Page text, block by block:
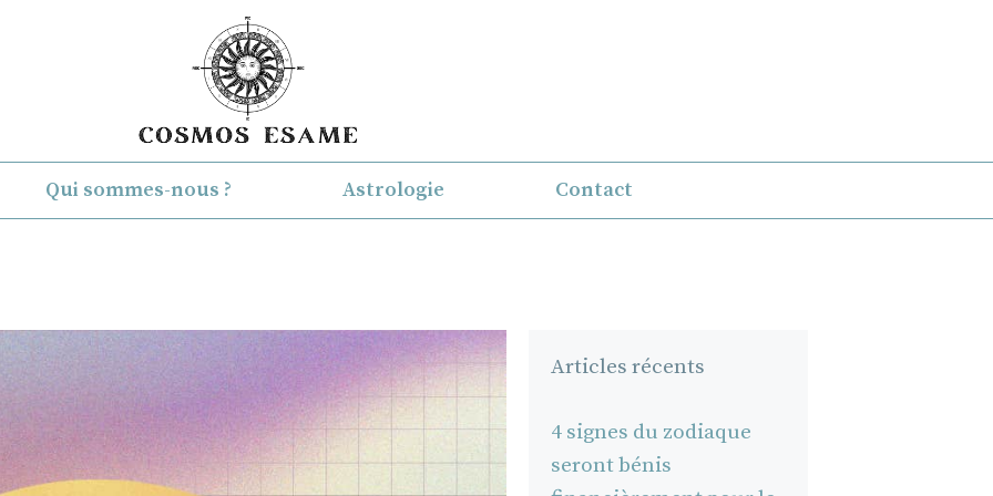
Qui sommes-nous ? Astrologie Contact
Articles récents
4 signes du zodiaque
seront bénis